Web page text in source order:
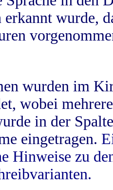
erkannt wurde,
wurden im
wobei
in der
eingetragen.
Hinweise zu